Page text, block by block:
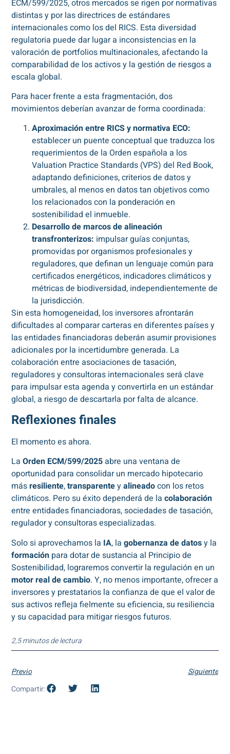
ECM/599/2025, otros mercados se rigen por normativas
distintas y por las directrices de estándares
internacionales como los del RICS. Esta diversidad
regulatoria puede dar lugar a inconsistencias en la
valoración de portfolios multinacionales, afectando la
comparabilidad de los activos y la gestión de riesgos a
escala global.
Para hacer frente a esta fragmentación, dos
movimientos deberían avanzar de forma coordinada:
Aproximación entre RICS y normativa ECO:
establecer un puente conceptual que traduzca los
requerimientos de la Orden española a los
Valuation Practice Standards (VPS) del Red Book,
adaptando definiciones, criterios de datos y
umbrales, al menos en datos tan objetivos como
los relacionados con la ponderación en
sostenibilidad el inmueble.
Desarrollo de marcos de alineación
transfronterizos: impulsar guías conjuntas,
promovidas por organismos profesionales y
reguladores, que definan un lenguaje común para
certificados energéticos, indicadores climáticos y
métricas de biodiversidad, independientemente de
la jurisdicción.
Sin esta homogeneidad, los inversores afrontarán
dificultades al comparar carteras en diferentes países y
las entidades financiadoras deberán asumir provisiones
adicionales por la incertidumbre generada. La
colaboración entre asociaciones de tasación,
reguladores y consultoras internacionales será clave
para impulsar esta agenda y convertirla en un estándar
global, a riesgo de descartarla por falta de alcance.
Reflexiones finales
El momento es ahora.
LaOrden ECM/599/2025abre una ventana de
oportunidad para consolidar un mercado hipotecario
másresiliente,transparenteyalineadocon los retos
climáticos. Pero su éxito dependerá de lacolaboración
entre entidades financiadoras, sociedades de tasación,
regulador y consultoras especializadas.
Solo si aprovechamos la IA, lagobernanza de datosy la
formación para dotar de sustancia al Principio de
Sostenibilidad, lograremos convertir la regulación en un
motor real de cambio. Y, no menos importante, ofrecer a
inversores y prestatarios la confianza de que el valor de
sus activos refleja fielmente su eficiencia, su resiliencia
y su capacidad para mitigar riesgos futuros.
2,5 minutos de lectura
Previo
Siguiente
Compartir: